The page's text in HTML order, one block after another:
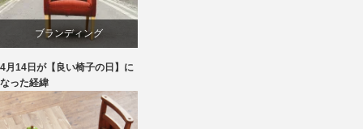
ブランディング
マーケティング
家具
4月14日が【良い椅子の日】に
なった経緯